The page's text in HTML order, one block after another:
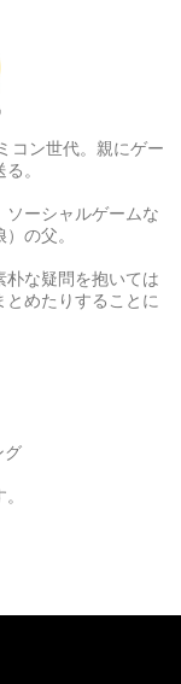
コン世代。親にゲー
。
ーシャルゲームな
の父。
朴な疑問を抱いては
とめたりすることに
グ